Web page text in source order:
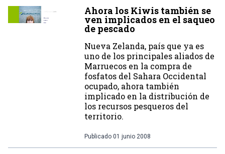
Ahora los Kiwis también se
ven implicados en el saqueo
de pescado
Nueva Zelanda, país que ya es
uno de los principales aliados de
Marruecos en la compra de
fosfatos del Sahara Occidental
ocupado, ahora también
implicado en la distribución de
los recursos pesqueros del
territorio.
Publicado 01 junio 2008